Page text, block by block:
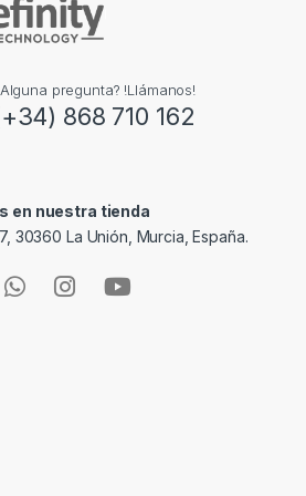
pregunta? !Llámanos!
868 710 162
en nuestra tienda
30360 La Unión, Murcia, España.